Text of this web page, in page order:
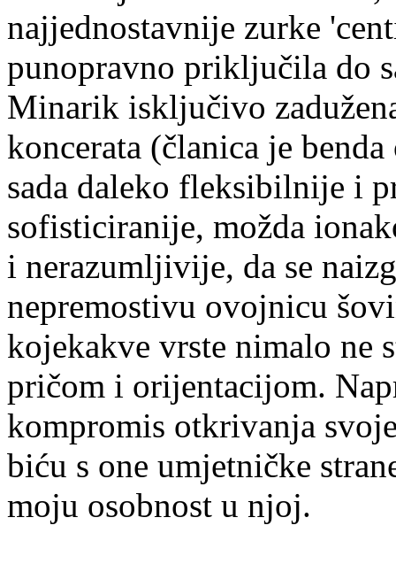
najjednostavnije zurke
punopravno priključila do
Minarik isključivo
koncerata (članica je
sada daleko fleksibilnije i
sofisticiranije, možda
i nerazumljivije, da se
nepremostivu ovojnicu
kojekakve vrste nimalo ne
pričom i orijentacijom.
kompromis otkrivanja
biću s one umjetničke
moju osobnost u njoj.